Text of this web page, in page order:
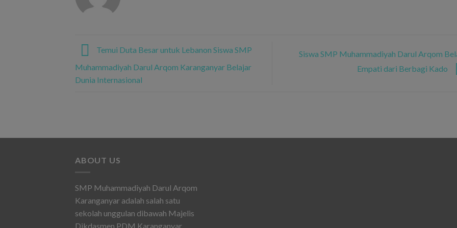
Temui Duta Besar untuk Lebanon Siswa SMP
Muhammadiyah Darul Arqom Karanganyar Belajar
Dunia Internasional
Siswa SMP Muhammadiyah Darul Arqom
Empati dari Berbagi Kado
ABOUT US
SMP Muhammadiyah Darul Arqom
Karanganyar adalah salah satu
sekolah unggulan dibawah Majelis
Dikdasmen PDM Karanganyar.